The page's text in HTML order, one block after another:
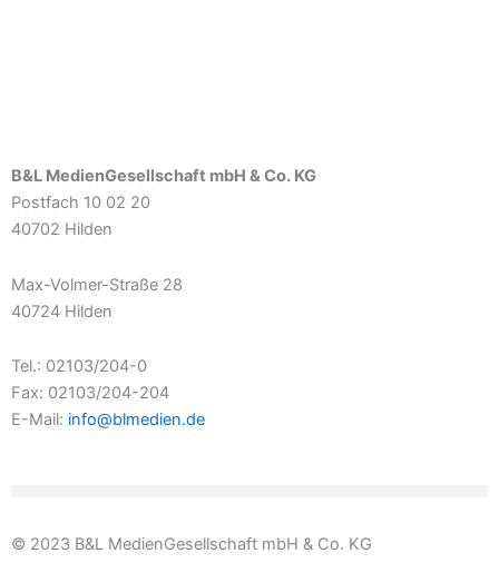
B&L MedienGesellschaft mbH & Co. KG
Postfach 10 02 20
40702 Hilden
Max-Volmer-Straße 28
40724 Hilden
Tel.: 02103/204-0
Fax: 02103/204-204
E-Mail: info@blmedien.de
© 2023 B&L MedienGesellschaft mbH & Co. KG